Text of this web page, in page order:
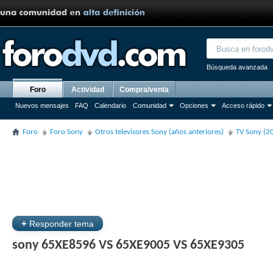
Búsqueda avanzada
Foro
Nuevos mensajes FAQ Calendario Comunidad Opciones Acceso rápido
Actividad Compra/venta
Foro Foro Sony Otros televisores Sony (años anteriores) TV Sony
+ Responder tema
sony 65XE8596 VS 65XE9005 VS 65XE9305